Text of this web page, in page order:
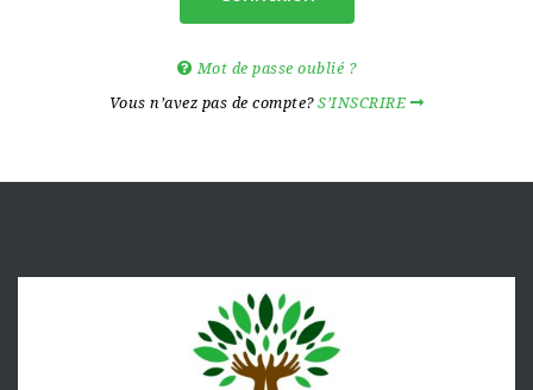
Mot de passe oublié ?
Vous n’avez pas de compte?S’INSCRIRE